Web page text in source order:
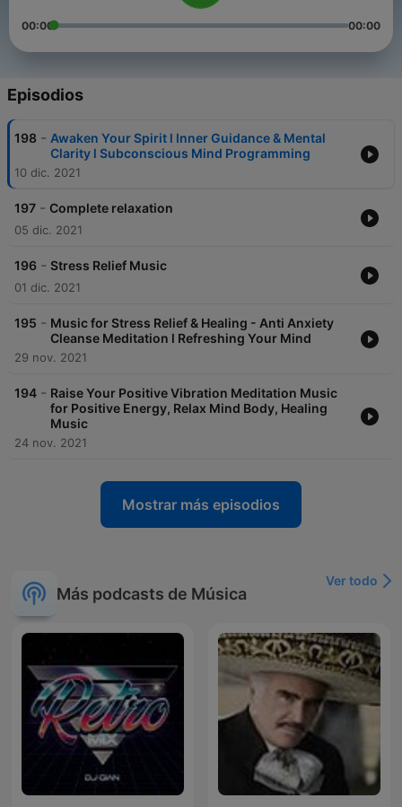
00:00 00:00
Episodios
198 - Awaken Your Spirit l Inner Guidance & Mental
Clarity l Subconscious Mind Programming
10 dic. 2021
197 - Complete relaxation
05 dic. 2021
196 - Stress Relief Music
01 dic. 2021
195 - Music for Stress Relief & Healing - Anti Anxiety
Cleanse Meditation l Refreshing Your Mind
29 nov. 2021
194 - Raise Your Positive Vibration Meditation Music
for Positive Energy, Relax Mind Body, Healing
Music
24 nov. 2021
Mostrar más episodios
Más podcasts de Música
Ver todo